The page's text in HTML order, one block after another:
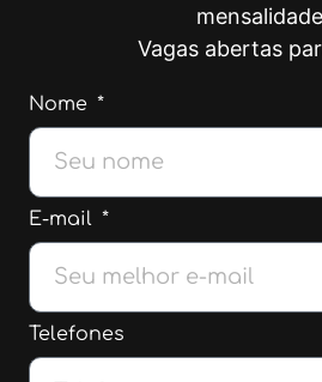
Vagas abertas
Nome
E-mail
Telefones